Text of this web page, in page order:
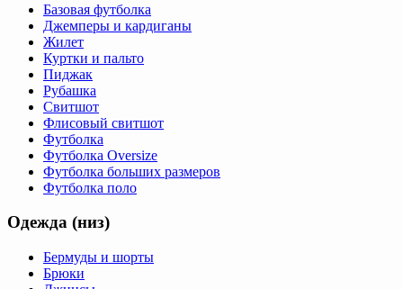
Базовая футболка
Джемперы и кардиганы
Жилет
Куртки и пальто
Пиджак
Рубашка
Свитшот
Флисовый свитшот
Футболка
Футболка Oversize
Футболка больших размеров
Футболка поло
Одежда (низ)
Бермуды и шорты
Брюки